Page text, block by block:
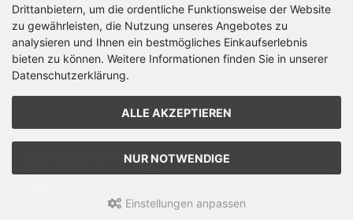
Privatsphäre und Datenschutz
Widerrufsrecht
Widerrufsformular
Impressum
Newsletter-Anmeldung
Drittanbietern, um die ordentliche Funktionsweise der Website
zu gewährleisten, die Nutzung unseres Angebotes zu
analysieren und Ihnen ein bestmögliches Einkaufserlebnis
bieten zu können. Weitere Informationen finden Sie in unserer
Datenschutzerklärung.
ALLE AKZEPTIEREN
NUR NOTWENDIGE
Einstellungen anpassen